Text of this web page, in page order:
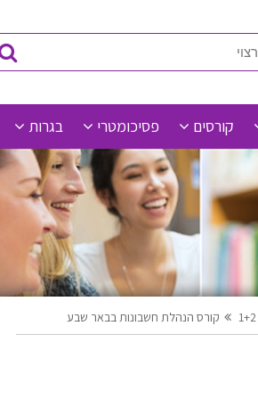
קורסים פסיכומטרי בגרות
קורס הנהלת חשבונות בבאר שבע